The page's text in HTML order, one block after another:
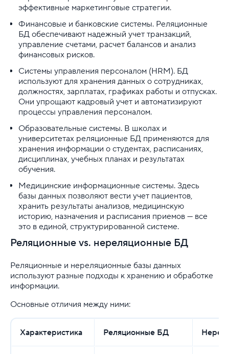
эффективные маркетинговые стратегии.
Финансовые и банковские системы. Реляционные
БД обеспечивают надежный учет транзакций,
управление счетами, расчет балансов и анализ
финансовых рисков.
Системы управления персоналом (HRM). БД
используют для хранения данных о сотрудниках,
должностях, зарплатах, графиках работы и отпусках.
Они упрощают кадровый учет и автоматизируют
процессы управления персоналом.
Образовательные системы. В школах и
университетах реляционные БД применяются для
хранения информации о студентах, расписаниях,
дисциплинах, учебных планах и результатах
обучения.
Медицинские информационные системы. Здесь
базы данных позволяют вести учет пациентов,
хранить результаты анализов, медицинскую
историю, назначения и расписания приемов — все
это в единой, структурированной системе.
Реляционные vs. нереляционные БД
Реляционные и нереляционные базы данных
используют разные подходы к хранению и обработке
информации.
Основные отличия между ними:
Характеристика Реляционные БД